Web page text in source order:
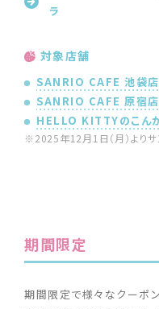
ラ
対象店舗
SANRIO CAFE 池袋店
SANRIO CAFE 原宿店
HELLO KITTYのこん
※2025年12月1日（月）よりサ
期間限定
期間限定で様々なクーポン